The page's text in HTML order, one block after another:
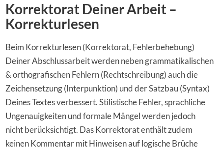
Korrektorat Deiner Arbeit –
Korrekturlesen
Beim Korrekturlesen (Korrektorat, Fehlerbehebung)
Deiner Abschlussarbeit werden neben grammatikalischen
& orthografischen Fehlern (Rechtschreibung) auch die
Zeichensetzung (Interpunktion) und der Satzbau (Syntax)
Deines Textes verbessert. Stilistische Fehler, sprachliche
Ungenauigkeiten und formale Mängel werden jedoch
nicht berücksichtigt. Das Korrektorat enthält zudem
keinen Kommentar mit Hinweisen auf logische Brüche